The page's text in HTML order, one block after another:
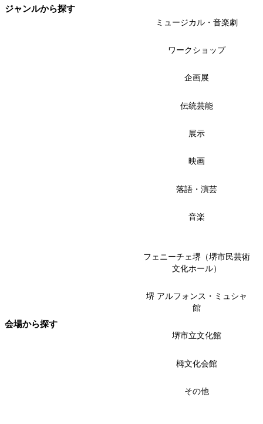
ジャンルから探す
ミュージカル・音楽劇
ワークショップ
企画展
伝統芸能
展示
映画
落語・演芸
音楽
会場から探す
フェニーチェ堺（堺市民芸術
文化ホール）
堺 アルフォンス・ミュシャ
館
堺市立文化館
栂文化会館
その他